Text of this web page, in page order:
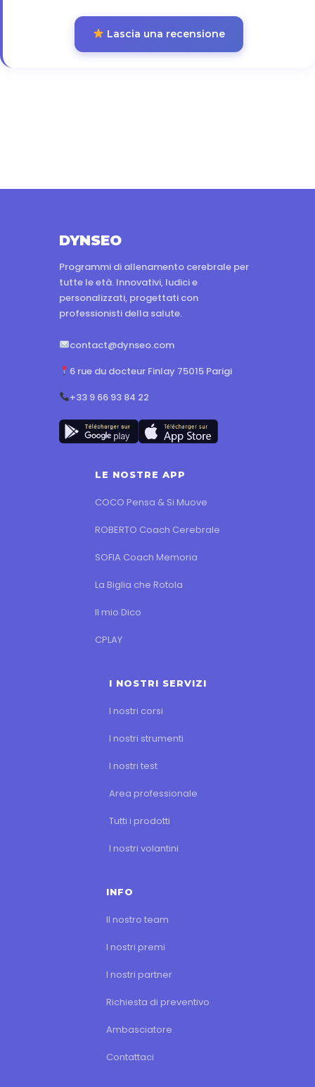
Lascia una recensione
DYNSEO
Programmi di allenamento cerebrale per
tutte le età. Innovativi, ludici e
personalizzati, progettati con
professionisti della salute.
contact@dynseo.com
6 rue du docteur Finlay 75015 Parigi
+33 9 66 93 84 22
LE NOSTRE APP
COCO Pensa & Si Muove
ROBERTO Coach Cerebrale
SOFIA Coach Memoria
La Biglia che Rotola
Il mio Dico
CPLAY
I NOSTRI SERVIZI
I nostri corsi
I nostri strumenti
I nostri test
Area professionale
Tutti i prodotti
I nostri volantini
INFO
Il nostro team
I nostri premi
I nostri partner
Richiesta di preventivo
Ambasciatore
Contattaci